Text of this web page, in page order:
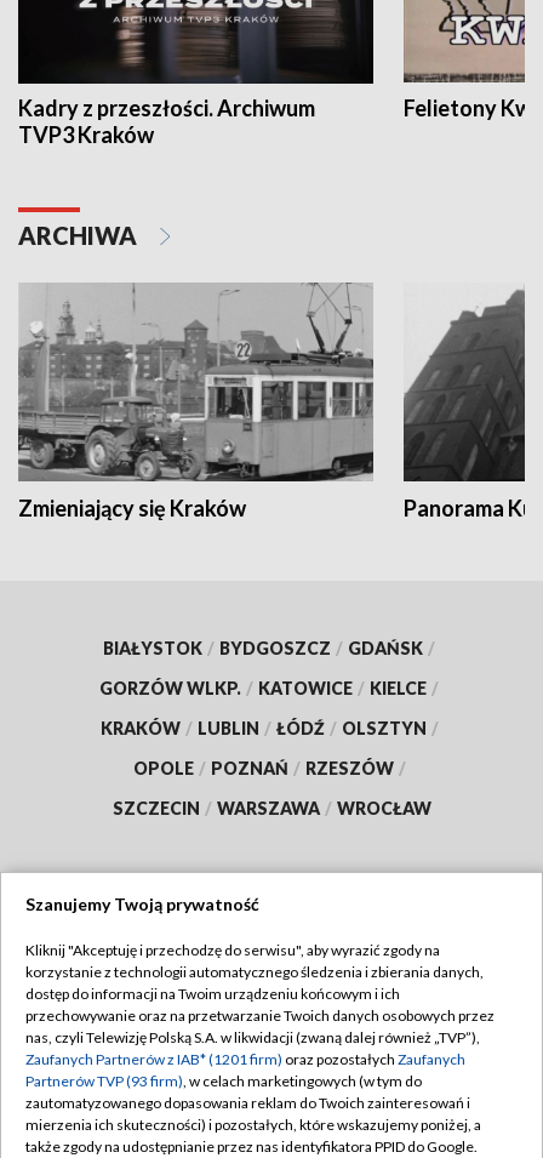
Kadry z przeszłości. Archiwum
TVP3 Kraków
Felietony
ARCHIWA
Zmieniający się Kraków Panorama
BIAŁYSTOK / BYDGOSZCZ / GDAŃSK /
GORZÓW WLKP. / KATOWICE / KIELCE /
KRAKÓW / LUBLIN / ŁÓDŹ / OLSZTYN /
OPOLE / POZNAŃ / RZESZÓW /
SZCZECIN / WARSZAWA / WROCŁAW
TVP
Abonament TVP
Emisja w TVP
Centrum informacji TVP
Naziemna Telewizja Cyfrowa
Regulamin TVP
Polityka prywatności
Moje zgody
Pomoc
Szanujemy Twoją prywatność
Kliknij "Akceptuję i przechodzę do serwisu", aby wyrazić zgody na
korzystanie z technologii automatycznego śledzenia i zbierania danych,
dostęp do informacji na Twoim urządzeniu końcowym i ich
przechowywanie oraz na przetwarzanie Twoich danych osobowych przez
nas, czyli Telewizję Polską S.A. w likwidacji (zwaną dalej również „TVP”),
Zaufanych Partnerów z IAB* (1201 firm) oraz pozostałych Zaufanych
Partnerów TVP (93 firm), w celach marketingowych (w tym do
zautomatyzowanego dopasowania reklam do Twoich zainteresowań i
mierzenia ich skuteczności) i pozostałych, które wskazujemy poniżej, a
także zgody na udostępnianie przez nas identyfikatora PPID do Google.